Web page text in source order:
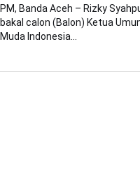
PM, Banda Aceh – Rizky
bakal calon (Balon) Ketua
Muda Indonesia...